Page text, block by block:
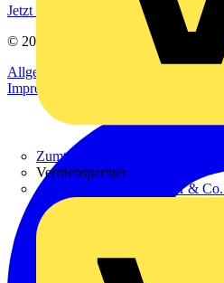
Zumtobel
Vertriebspartner
Adalbert Zajadacz GmbH &
Jetzt registrieren
© 2002-
Allgemeine Geschäftsbedingungen
Impressum